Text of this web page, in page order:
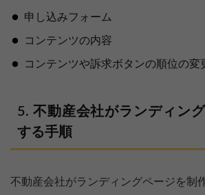
申し込みフォーム
コンテンツの内容
コンテンツや訴求ボタンの順位の変
不動産会社がランディン
する手順
不動産会社がランディングページを制